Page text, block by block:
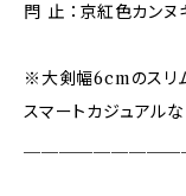
閂 止 ：京紅色カンヌ
※大剣幅6cmのスリム
スマートカジュアル